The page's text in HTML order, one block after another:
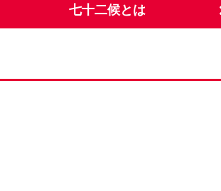
七十二候とは